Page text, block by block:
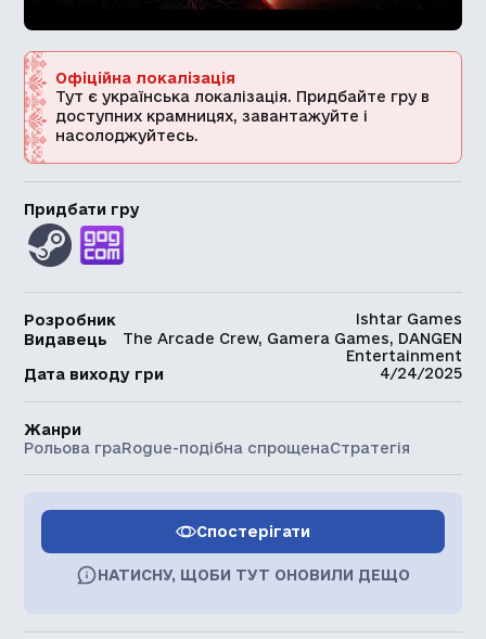
Офіційна локалізація
Тут є українська локалізація. Придбайте гру в
доступних крамницях, завантажуйте і
насолоджуйтесь.
Придбати гру
Розробник
Ishtar Games
Видавець
The Arcade Crew, Gamera Games, DANGEN
Entertainment
Дата виходу гри
4/24/2025
Жанри
Рольова граRogue-подібна спрощенаСтратегія
Спостерігати
НАТИСНУ, ЩОБИ ТУТ ОНОВИЛИ ДЕЩО